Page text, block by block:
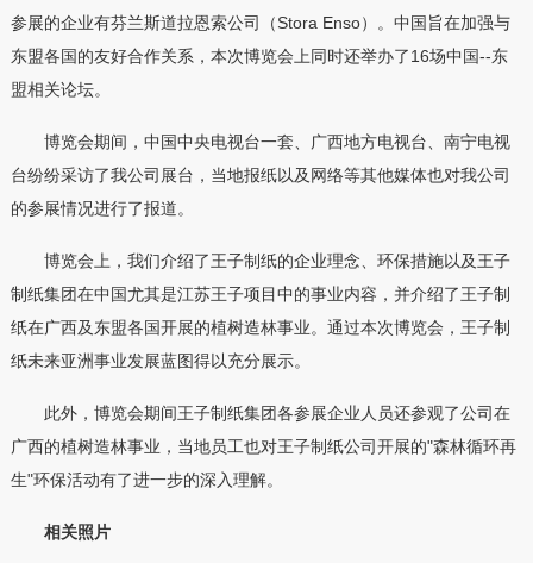
参展的企业有芬兰斯道拉恩索公司（Stora Enso）。中国旨在加强与
东盟各国的友好合作关系，本次博览会上同时还举办了16场中国--东
盟相关论坛。
博览会期间，中国中央电视台一套、广西地方电视台、南宁电视
台纷纷采访了我公司展台，当地报纸以及网络等其他媒体也对我公司
的参展情况进行了报道。
博览会上，我们介绍了王子制纸的企业理念、环保措施以及王子
制纸集团在中国尤其是江苏王子项目中的事业内容，并介绍了王子制
纸在广西及东盟各国开展的植树造林事业。通过本次博览会，王子制
纸未来亚洲事业发展蓝图得以充分展示。
此外，博览会期间王子制纸集团各参展企业人员还参观了公司在
广西的植树造林事业，当地员工也对王子制纸公司开展的"森林循环再
生"环保活动有了进一步的深入理解。
相关照片